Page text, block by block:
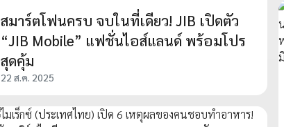
สมาร์ตโฟนครบ จบในที่เดียว! JIB เปิดตัว
“JIB Mobile” แฟชั่นไอส์แลนด์ พร้อมโปร
สุดคุ้ม
22 ส.ค. 2025